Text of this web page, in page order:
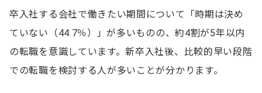
卒入社する会社で働きたい期間について「時期は決め
ていない（44.7％）」が多いものの、約4割が5年以内
の転職を意識しています。新卒入社後、比較的早い段階
での転職を検討する人が多いことが分かります。